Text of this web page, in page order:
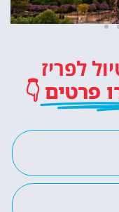
לפריז
פרטים 👇